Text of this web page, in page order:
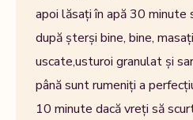
apoi lăsați în apă 30 minute
după șterși bine, bine,
uscate,usturoi granulat și
până sunt rumeniți a
10 minute dacă vreți să